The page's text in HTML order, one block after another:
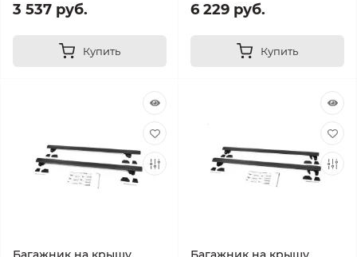
3 537 руб.
Купить
6 229 руб.
Купить